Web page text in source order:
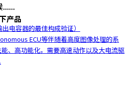
电容器的最佳构成验证）
ECU等伴随着高度图像处理的系
、高功能化，需要高速动作以及大电流驱
产品